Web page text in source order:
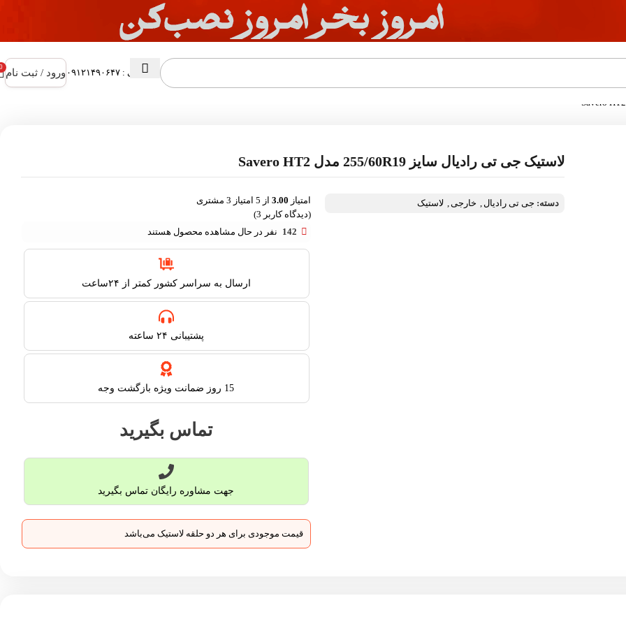
پشتیبانی : ۰۹۱۲۱۴۹۰۶۴۷ ورود / ثبت نام
لاستیک جی تی رادیال سایز 255/60R19 مدل Savero HT2
دسته: جی تی رادیال , خارجی, لاستیک امتیاز 3.00 از 5 امتیاز 3 مشتری
(دیدگاه کاربر 3
)
142 نفر در حال مشاهده محصول هستند
ارسال به سراسر کشور کمتر از ۲۴ساعت
پشتیبانی ۲۴ ساعته​
15 روز ضمانت ویژه بازگشت وجه
تماس بگیرید
جهت مشاوره رایگان تماس بگیرید
قیمت موجودی برای هر دو حلقه لاستیک می‌باشد